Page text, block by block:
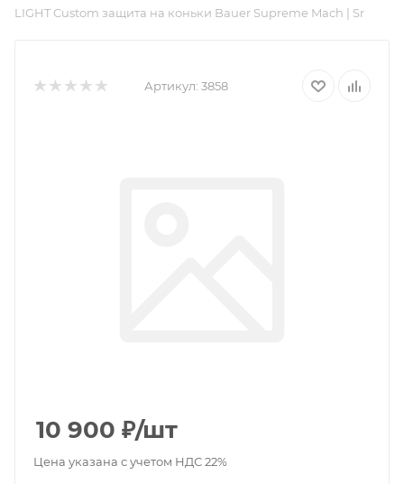
LIGHT Custom защита на коньки Bauer Supreme Mach | Sr
Артикул: 3858
10 900 ₽/шт
Цена указана с учетом НДС 22%